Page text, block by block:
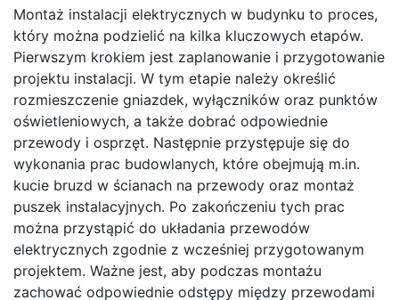
Montaż instalacji elektrycznych w budynku to proces,
który można podzielić na kilka kluczowych etapów.
Pierwszym krokiem jest zaplanowanie i przygotowanie
projektu instalacji. W tym etapie należy określić
rozmieszczenie gniazdek, wyłączników oraz punktów
oświetleniowych, a także dobrać odpowiednie
przewody i osprzęt. Następnie przystępuje się do
wykonania prac budowlanych, które obejmują m.in.
kucie bruzd w ścianach na przewody oraz montaż
puszek instalacyjnych. Po zakończeniu tych prac
można przystąpić do układania przewodów
elektrycznych zgodnie z wcześniej przygotowanym
projektem. Ważne jest, aby podczas montażu
zachować odpowiednie odstępy między przewodami